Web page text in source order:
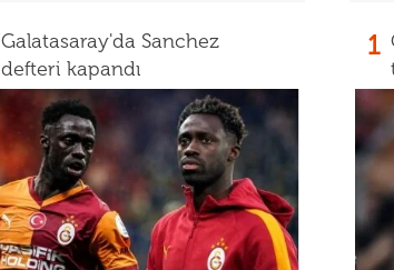
Galatasaray'da Sanchez
defteri kapandı
1